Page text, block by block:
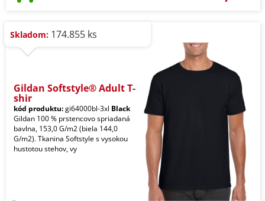
Skladom: 174.855 ks
Gildan Softstyle® Adult T-
shir
kód produktu:gi64000bl-3xl Black
Gildan 100 % prstencovo spriadaná
bavlna, 153,0 G/m2 (biela 144,0
G/m2). Tkanina Softstyle s vysokou
hustotou stehov, vy